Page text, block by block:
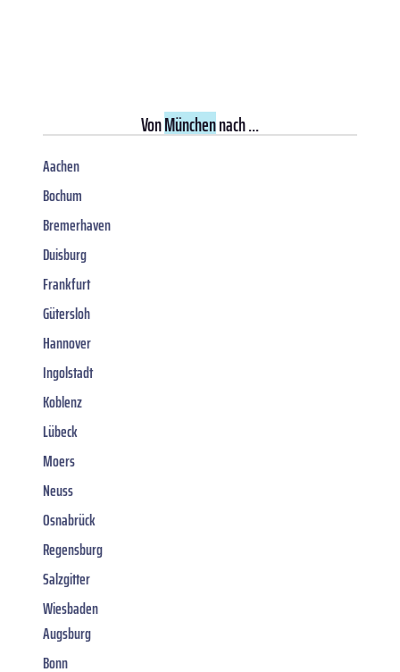
VonMünchennach ...
Aachen
Bochum
Bremerhaven
Duisburg
Frankfurt
Gütersloh
Hannover
Ingolstadt
Koblenz
Lübeck
Moers
Neuss
Osnabrück
Regensburg
Salzgitter
Wiesbaden
Augsburg
Bonn